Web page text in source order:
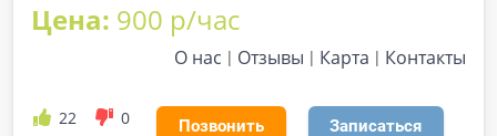
Цена: 900 р/час
О нас Отзывы Карта Контакты
22 0 Позвонить Записаться